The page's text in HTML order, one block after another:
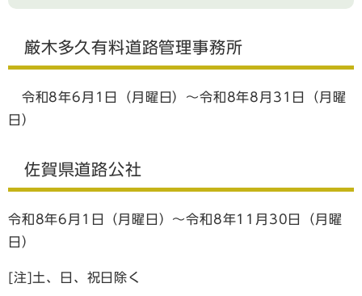
厳木多久有料道路管理事務所
令和8年6月1日（月曜日）～令和8年8月31日（月曜
日）
佐賀県道路公社
令和8年6月1日（月曜日）～令和8年11月30日（月曜
日）
[注]土、日、祝日除く